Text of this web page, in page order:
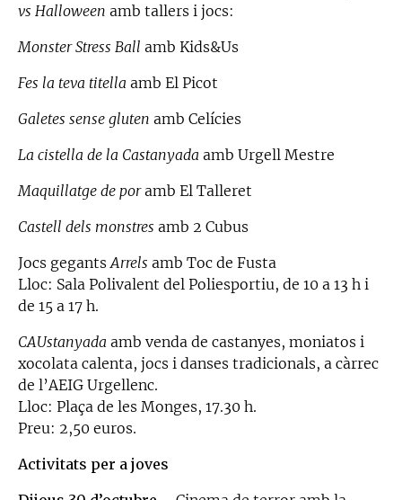
vs Halloween amb tallers i jocs:
Monster Stress Ball amb Kids&Us
Fes la teva titella amb El Picot
Galetes sense gluten amb Celícies
La cistella de la Castanyada amb Urgell Mestre
Maquillatge de poramb El Talleret
Castell dels monstres amb 2 Cubus
Jocs gegants Arrels amb Toc de Fusta
Lloc: Sala Polivalent del Poliesportiu, de 10 a 13 h i
de 15 a 17 h.
CAUstanyada amb venda de castanyes, moniatos i
xocolata calenta, jocs i danses tradicionals, a càrrec
de l’AEIG Urgellenc.
Lloc: Plaça de les Monges, 17.30 h.
Preu: 2,50 euros.
Activitats per a joves